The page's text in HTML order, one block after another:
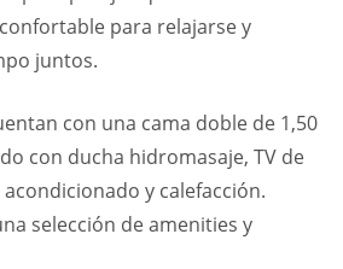
para relajarse y
juntos.
con una cama doble de 1,50
con ducha hidromasaje, TV de
y calefacción.
selección de amenities y